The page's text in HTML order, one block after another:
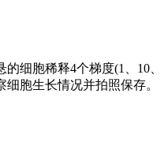
细胞稀释4个梯度(1、10、
胞生长情况并拍照保存。